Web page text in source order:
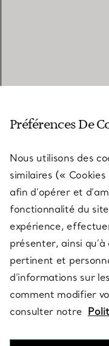
SERVICES
À PROPOS
QUESTIONS LÉGALES
SUIVEZ-NOUS
Préférences De
Nous utilisons des
similaires («
afin d’opérer et
fonctionnalité du
expérience,
présenter, ainsi
pertinent et
d’informations sur
comment modifier
consulter notre